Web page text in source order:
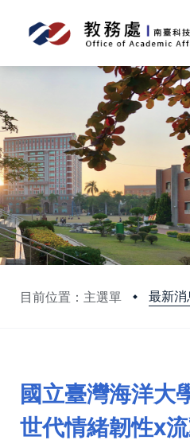
目前位置：主選單 最新消
:::
國立臺灣海洋大
世代情緒韌性x